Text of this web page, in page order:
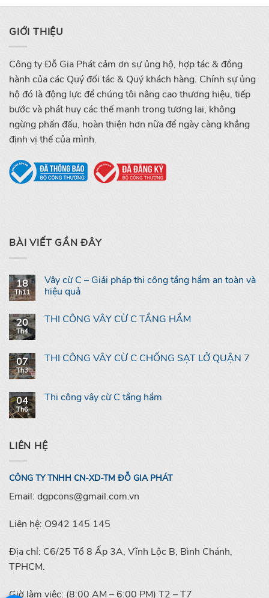
GIỚI THIỆU
Công ty Đỗ Gia Phát cảm ơn sự ủng hộ, hợp tác & đồng
hành của các Quý đối tác & Quý khách hàng. Chính sự ủng
hộ đó là động lực để chúng tôi nâng cao thương hiệu, tiếp
bước và phát huy các thế mạnh trong tương lai, không
ngừng phấn đấu, hoàn thiện hơn nữa để ngày càng khẳng
định vị thế của mình.
BÀI VIẾT GẦN ĐÂY
18
Th11
Vây cừ C – Giải pháp thi công tầng hầm an toàn và
hiệu quả
20
Th4
THI CÔNG VÂY CỪ C TẦNG HẦM
07
Th3
THI CÔNG VÂY CỪ C CHỐNG SẠT LỞ QUẬN 7
04
Th6
Thi công vây cừ C tầng hầm
LIÊN HỆ
CÔNG TY TNHH CN-XD-TM ĐỖ GIA PHÁT
Email: dgpcons@gmail.com.vn
Liên hệ: O942 145 145
Địa chỉ: C6/25 Tổ 8 Ấp 3A, Vĩnh Lộc B, Bình Chánh,
TPHCM.
Giờ làm việc: (8:00 AM – 6:00 PM) T2 – T7